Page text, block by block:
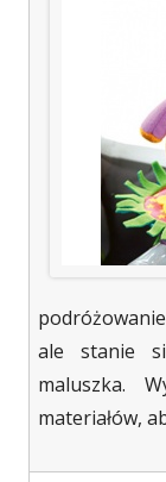
ale stanie
maluszka.
materiałów,